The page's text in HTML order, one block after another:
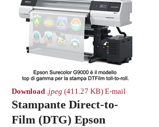
Download .jpeg (411.27 KB) E-mail
Stampante Direct-to-
Film (DTG) Epson